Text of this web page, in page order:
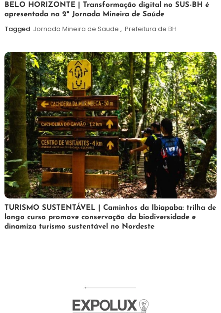
26
de
fevereiro
Maurilio
BELO HORIZONTE | Transformação digital no SUS-BH é
apresentada na 2ª Jornada Mineira de Saúde
Tagged Jornada Mineira de Saude , Prefeitura de BH
24
de
fevereiro
Maurilio
TURISMO SUSTENTÁVEL | Caminhos da Ibiapaba: trilha de
longo curso promove conservação da biodiversidade e
dinamiza turismo sustentável no Nordeste